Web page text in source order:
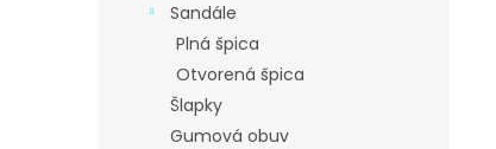
Sandále
Plná špica
Otvorená špica
Šlapky
Gumová obuv